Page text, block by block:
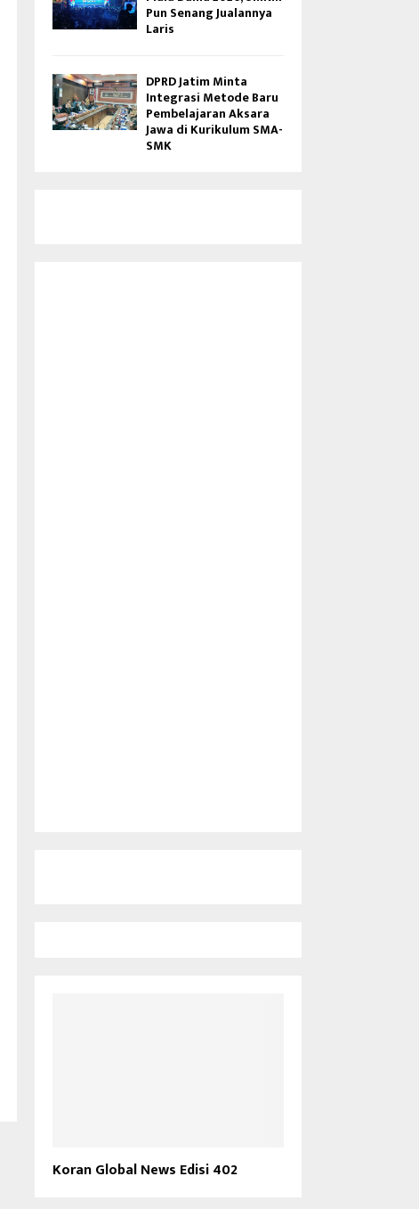
Pun Senang Jualannya
Laris
DPRD Jatim Minta
Integrasi Metode Baru
Pembelajaran Aksara
Jawa di Kurikulum SMA-
SMK
Koran Global News Edisi 402